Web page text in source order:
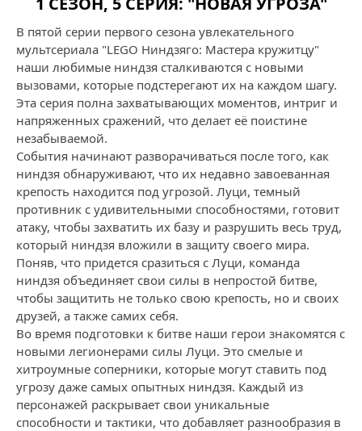
В пятой серии первого сезона увлекательного
мультсериала "LEGO Ниндзяго: Мастера кружитцу"
наши любимые ниндзя сталкиваются с новыми
вызовами, которые подстерегают их на каждом шагу.
Эта серия полна захватывающих моментов, интриг и
напряженных сражений, что делает её поистине
незабываемой.
События начинают разворачиваться после того, как
ниндзя обнаруживают, что их недавно завоеванная
крепость находится под угрозой. Луци, темный
противник с удивительными способностями, готовит
атаку, чтобы захватить их базу и разрушить весь труд,
который ниндзя вложили в защиту своего мира.
Поняв, что придется сразиться с Луци, команда
ниндзя объединяет свои силы в непростой битве,
чтобы защитить не только свою крепость, но и своих
друзей, а также самих себя.
Во время подготовки к битве наши герои знакомятся с
новыми легионерами силы Луци. Это смелые и
хитроумные соперники, которые могут ставить под
угрозу даже самых опытных ниндзя. Каждый из
персонажей раскрывает свои уникальные
способности и тактики, что добавляет разнообразия в